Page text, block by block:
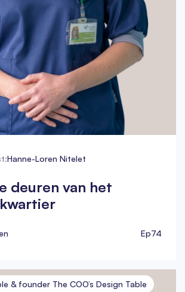
Hanne-Loren Nitelet
deuren van het
Ep74
& founder The COO’s Design Table